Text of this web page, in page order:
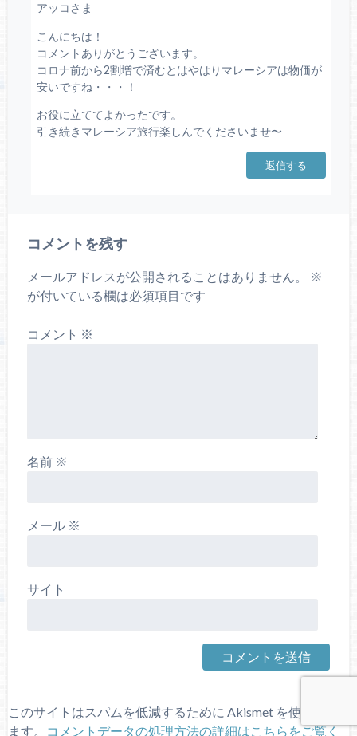
アッコさま
こんにちは！
コメントありがとうございます。
コロナ前から2割増で済むとはやはりマレーシアは物価が
安いですね・・・！
お役に立ててよかったです。
引き続きマレーシア旅行楽しんでくださいませ〜
返信する
コメントを残す
メールアドレスが公開されることはありません。
※
が付いている欄は必須項目です
コメント ※
名前 ※
メール ※
サイト
このサイトはスパムを低減するために Akismet を使ってい
ます。
コメントデータの処理方法の詳細はこちらをご覧く